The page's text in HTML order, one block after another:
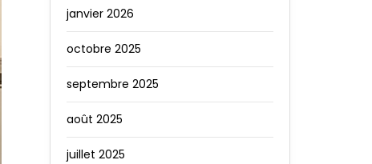
janvier 2026
octobre 2025
septembre 2025
août 2025
juillet 2025